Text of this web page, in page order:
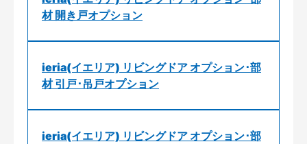
材 開き戸オプション
ieria(イエリア) リビングドア オプション･部
材 引戸･吊戸オプション
ieria(イエリア) リビングドア オプション･部